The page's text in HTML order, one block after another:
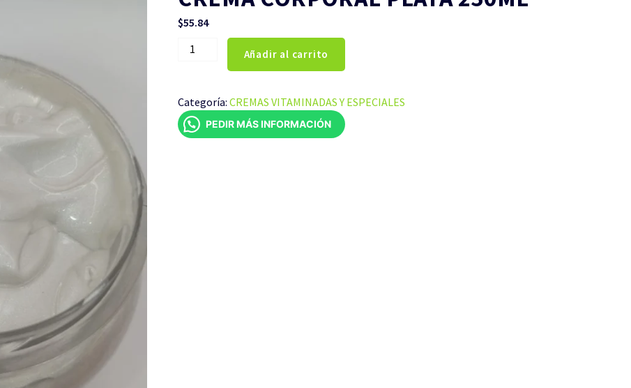
$55.84
CREMA
250ML
cantidad
Añadir al carrito
Categoría:CREMAS VITAMINADAS Y ESPECIALES
PEDIR MÁS INFORMACIÓN